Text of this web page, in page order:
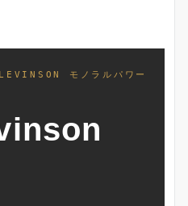
モノラルパワー